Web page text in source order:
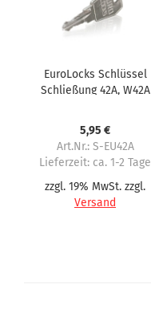
EuroLocks Schlüssel
Schließung 42A, W42A
5,95 €
Art.Nr.: S-EU42A
Lieferzeit: ca. 1-2 Tage
zzgl. 19% MwSt. zzgl.
Versand